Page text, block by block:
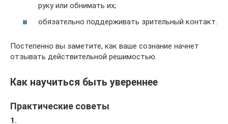
руку или обнимать их;
обязательно поддерживать зрительный контакт.
Постепенно вы заметите, как ваше сознание начнет
отзывать действительной решимостью.
Как научиться быть увереннее
Практические советы
1.